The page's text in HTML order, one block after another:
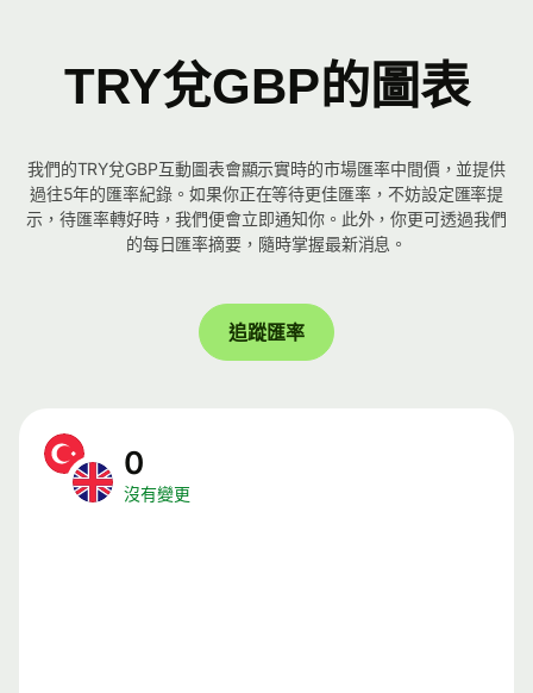
TRY兌GBP的圖表
我們的TRY兌GBP互動圖表會顯示實時的市場匯率中間價，並提供
過往5年的匯率紀錄。如果你正在等待更佳匯率，不妨設定匯率提
示，待匯率轉好時，我們便會立即通知你。此外，你更可透過我們
的每日匯率摘要，隨時掌握最新消息。
追蹤匯率
0
沒有變更